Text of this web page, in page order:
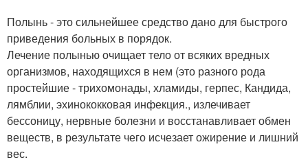
Полынь - это сильнейшее средство дано для быстрого
приведения больных в порядок.
Лечение полынью очищает тело от всяких вредных
организмов, находящихся в нем (это разного рода
простейшие - трихомонады, хламиды, герпес, Кандида,
лямблии, эхинококковая инфекция., излечивает
бессоницу, нервные болезни и восстанавливает обмен
веществ, в результате чего исчезает ожирение и лишний
вес.